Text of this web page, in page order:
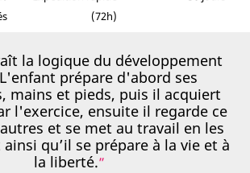
(72h)
la logique du développement
prépare d'abord ses
mains et pieds, puis il acquiert
l'exercice, ensuite il regarde ce
et se met au travail en les
qu’il se prépare à la vie et à
la liberté.